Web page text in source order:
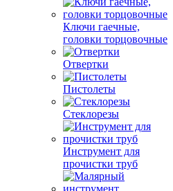
Ключи гаечные,
головки торцовочные
Отвертки
Пистолеты
Стеклорезы
Инструмент для
прочистки труб